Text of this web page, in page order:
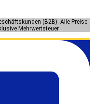
(B2B). Alle Preise
Mehrwertsteuer.